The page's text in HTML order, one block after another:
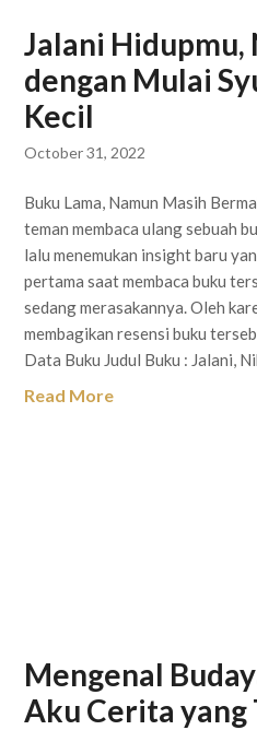
Jalani
dengan Mulai
Kecil
October 31, 2022
Buku Lama, Namun Masih
teman membaca ulang sebuah
lalu menemukan insight baru
pertama saat membaca buku
sedang merasakannya. Oleh
membagikan resensi buku
Data Buku Judul Buku : Jalani,
Read More
Mengenal
Aku Cerita yang